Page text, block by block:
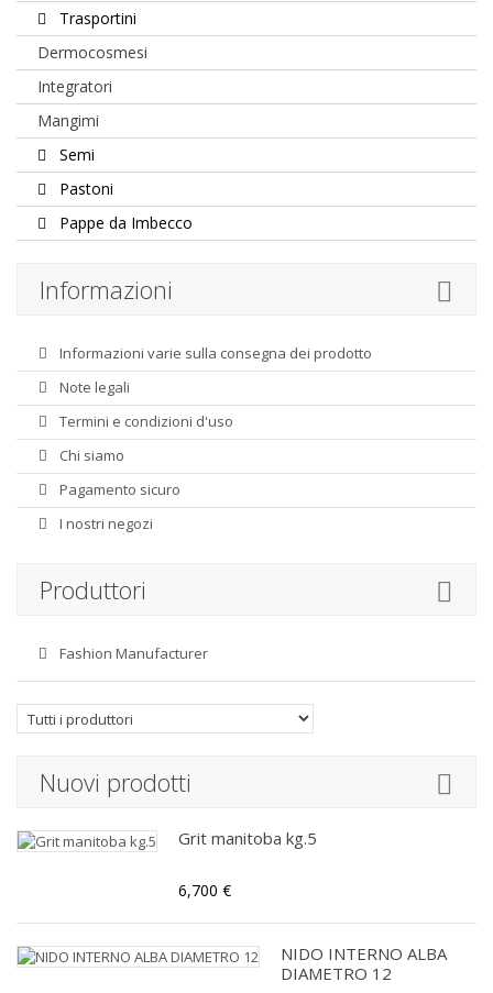
Trasportini
Dermocosmesi
Integratori
Mangimi
Semi
Pastoni
Pappe da Imbecco
Informazioni
Informazioni varie sulla consegna dei prodotto
Note legali
Termini e condizioni d'uso
Chi siamo
Pagamento sicuro
I nostri negozi
Produttori
Fashion Manufacturer
Nuovi prodotti
Grit manitoba kg.5
6,700 €
NIDO INTERNO ALBA
DIAMETRO 12